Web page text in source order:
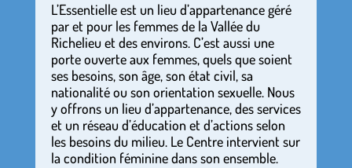
L’Essentielle est un lieu d’appartenance géré
par et pour les femmes de la Vallée du
Richelieu et des environs. C’est aussi une
porte ouverte aux femmes, quels que soient
ses besoins, son âge, son état civil, sa
nationalité ou son orientation sexuelle. Nous
y offrons un lieu d’appartenance, des services
et un réseau d’éducation et d’actions selon
les besoins du milieu. Le Centre intervient sur
la condition féminine dans son ensemble.